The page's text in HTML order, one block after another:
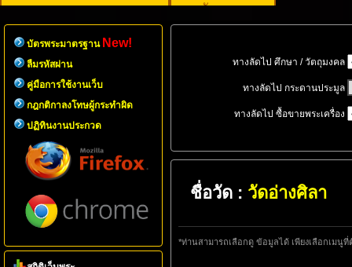
บัตรพระ
มาตรฐาน
บัตรพระมาตรฐาน New!
ลืมรหัสผ่าน
คู่มือการใช้งานเว็บ
กฎกติกาลงโทษผู้กระทำผิด
ปฏิทินงานประกวด
ทางลัดไป ศึกษา / วัตถุมงคล
ทางลัดไป กระดานประมูล
ทางลัดไป ซื้อขายพระเครื่อง
ชื่อวัด : วัดอ่างศิลา
*ท่านสามารถเลือกดู ข้อมูลได้ เพียงเลือกเมนูที่